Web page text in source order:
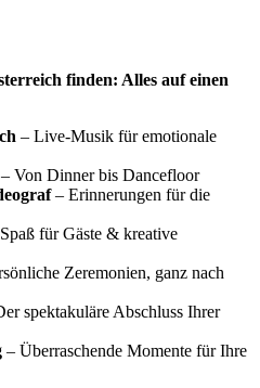
finden: Alles auf einen
– Live-Musik für emotionale
– Von Dinner bis Dancefloor
– Erinnerungen für die
für Gäste & kreative
Zeremonien, ganz nach
spektakuläre Abschluss Ihrer
– Überraschende Momente für Ihre